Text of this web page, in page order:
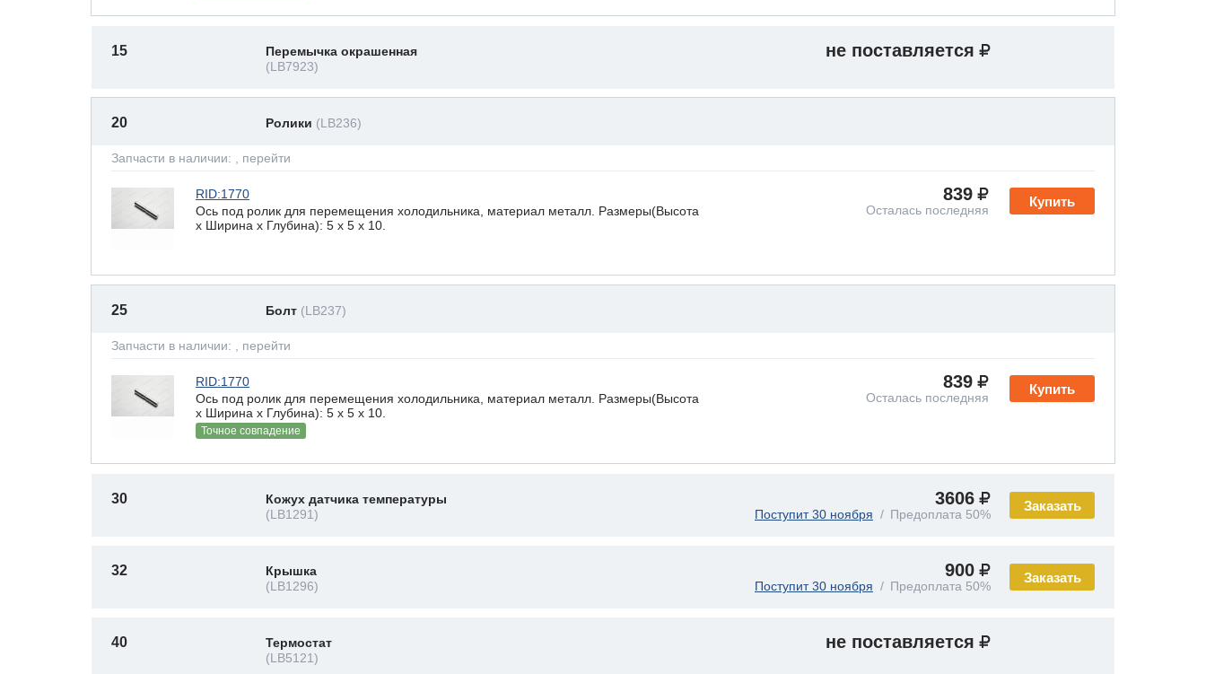
15
Перемычка окрашенная
(LB7923)
не поставляется
20 Ролики (LB236)
Запчасти в наличии: , перейти
Купить
RID:1770
Ось под ролик для перемещения холодильника, материал металл. Размеры(Высота
х Ширина х Глубина): 5 x 5 х 10.
839
Осталась последняя
25 Болт (LB237)
Запчасти в наличии: , перейти
Купить
RID:1770
Ось под ролик для перемещения холодильника, материал металл. Размеры(Высота
х Ширина х Глубина): 5 x 5 х 10.
Точное совпадение
839
Осталась последняя
Заказать
30
Кожух датчика температуры
(LB1291)
3606
Поступит 30 ноября Предоплата 50%
Заказать
32
Крышка
(LB1296)
900
Поступит 30 ноября Предоплата 50%
40
Термостат
(LB5121)
не поставляется